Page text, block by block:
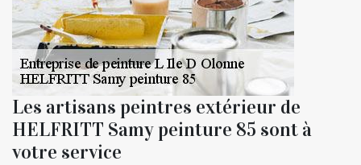
Les artisans peintres extérieur de
HELFRITT Samy peinture 85 sont à
votre service